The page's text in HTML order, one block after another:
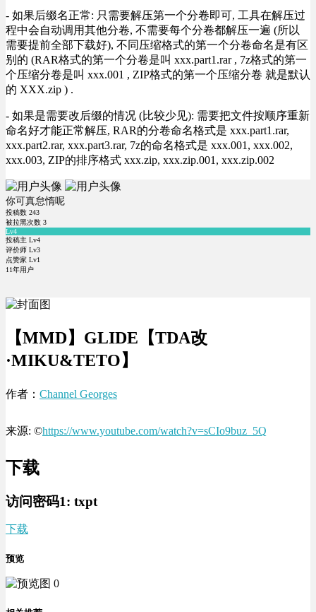
- 如果后缀名正常: 只需要解压第一个分卷即可, 工具在解压过
程中会自动调用其他分卷, 不需要每个分卷都解压一遍 (所以
需要提前全部下载好), 不同压缩格式的第一个分卷命名是有区
别的 (RAR格式的第一个分卷是叫 xxx.part1.rar , 7z格式的第一
个压缩分卷是叫 xxx.001 , ZIP格式的第一个压缩分卷 就是默认
的 XXX.zip ) .
- 如果是需要改后缀的情况 (比较少见): 需要把文件按顺序重新
命名好才能正常解压, RAR的分卷命名格式是 xxx.part1.rar,
xxx.part2.rar, xxx.part3.rar, 7z的命名格式是 xxx.001, xxx.002,
xxx.003, ZIP的排序格式 xxx.zip, xxx.zip.001, xxx.zip.002
你可真怠惰呢
投稿数 243
被拉黑次数 3
Lv4
投稿主 Lv4
评价师 Lv3
点赞家 Lv1
11年用户
【MMD】GLIDE【TDA改
·MIKU&TETO】
作者： Channel Georges
来源: ©https://www.youtube.com/watch?v=sCIo9buz_5Q
下载
访问密码1: txpt
下载
预览